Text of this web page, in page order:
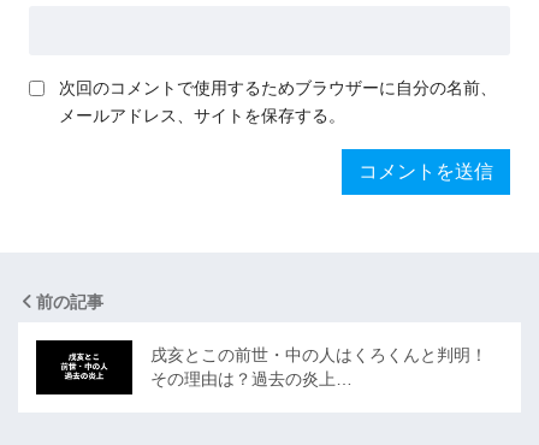
次回のコメントで使用するためブラウザーに自分の名前、
メールアドレス、サイトを保存する。
前の記事
戌亥とこの前世・中の人はくろくんと判明！
その理由は？過去の炎上…